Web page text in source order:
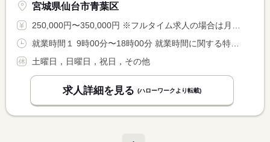
宮城県仙台市青葉区
250,000円〜350,000円 ※フルタイム求人の場合は月額（換算額）、パート求人の場合は時間額を表示しています。
土曜日，日曜日，祝日，その他
求人詳細を見る (ハローワークより転載)